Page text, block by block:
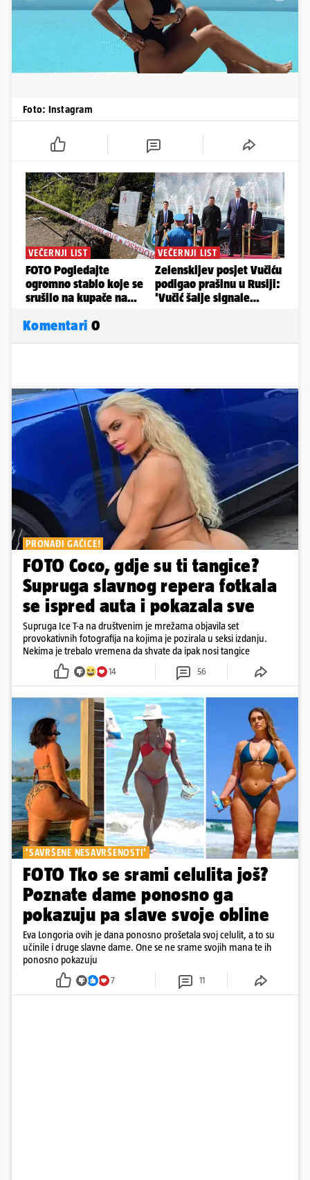
Foto: Instagram
Komentari 0
PRONAĐI GAĆICE!
FOTO Coco, gdje su ti tangice?
Supruga slavnog repera fotkala
se ispred auta i pokazala sve
Supruga Ice T-a na društvenim je mrežama objavila set
provokativnih fotografija na kojima je pozirala u seksi izdanju.
Nekima je trebalo vremena da shvate da ipak nosi tangice
14 56
'SAVRŠENE NESAVRŠENOSTI'
FOTO Tko se srami celulita još?
Poznate dame ponosno ga
pokazuju pa slave svoje obline
Eva Longoria ovih je dana ponosno prošetala svoj celulit, a to su
učinile i druge slavne dame. One se ne srame svojih mana te ih
ponosno pokazuju
7 11